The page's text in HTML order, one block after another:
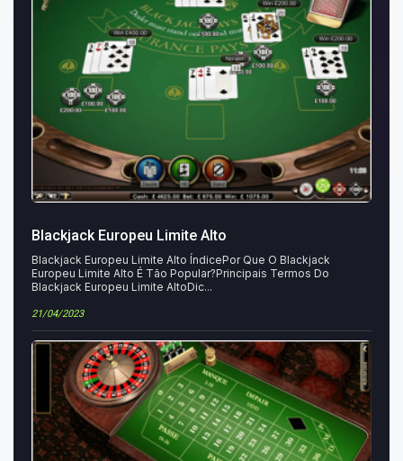
Blackjack Europeu Limite Alto
Blackjack Europeu Limite Alto ÍndicePor Que O Blackjack
Europeu Limite Alto É Tão Popular?Principais Termos Do
Blackjack Europeu Limite AltoDic...
21/04/2023